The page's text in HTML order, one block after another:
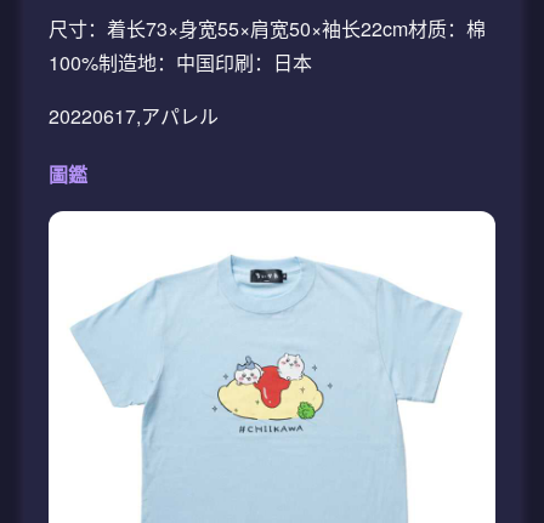
尺寸：着长73×身宽55×肩宽50×袖长22cm材质：棉
100%制造地：中国印刷：日本
20220617,アパレル
圖鑑